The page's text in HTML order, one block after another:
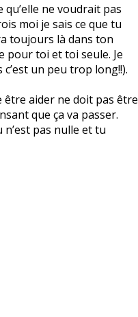
qu’elle ne voudrait pas
moi je sais ce que tu
toujours là dans ton
pour toi et toi seule. Je
un peu trop long!!).
être aider ne doit pas être
que ça va passer.
pas nulle et tu